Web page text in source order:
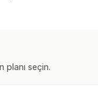
Zamanlanmış
planı seçin.